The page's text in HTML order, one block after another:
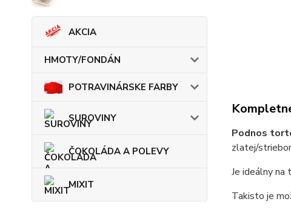
AKCIA
HMOTY/FONDÁN
POTRAVINÁRSKE FARBY
SUROVINY
ČOKOLÁDA A POLEVY
MIXIT
Podnos
zlatej/
Je ideálny na
Takisto je